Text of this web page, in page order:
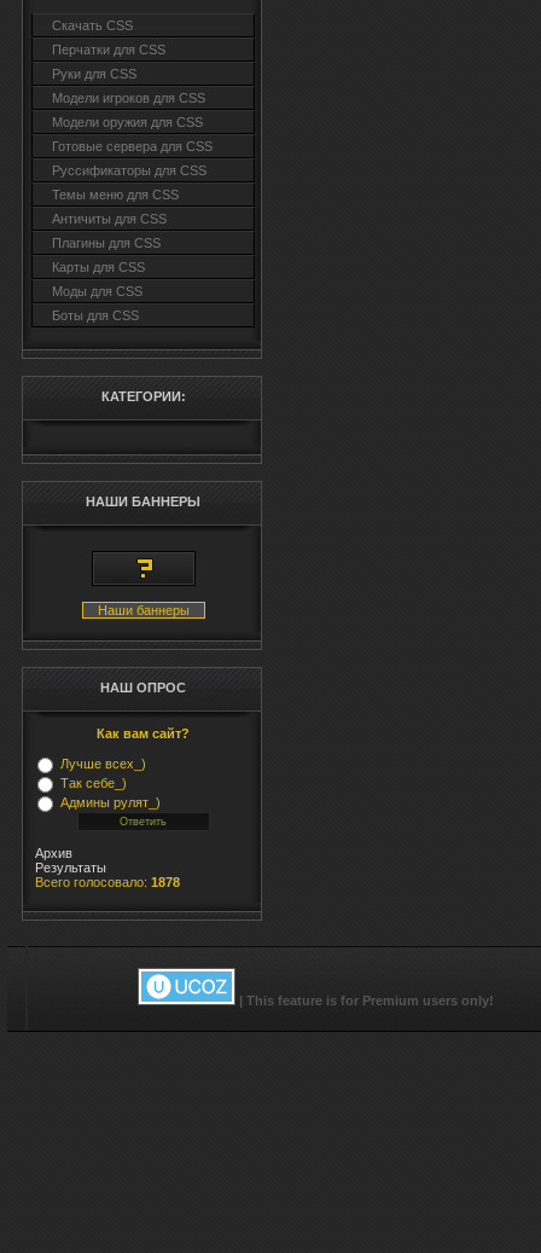
Cкачать CSS
Перчатки для CSS
Руки для CSS
Модели игроков для CSS
Модели оружия для CSS
Готовые сервера для CSS
Руссификаторы для CSS
Темы меню для CSS
Античиты для CSS
Плагины для CSS
Карты для CSS
Моды для CSS
Боты для CSS
КАТЕГОРИИ:
НАШИ БАННЕРЫ
Наши баннеры
НАШ ОПРОС
Как вам сайт?
Лучше всех_)
Так себе_)
Админы рулят_)
Архив
Результаты
Всего голосовало: 1878
| This feature is for Premium users only!